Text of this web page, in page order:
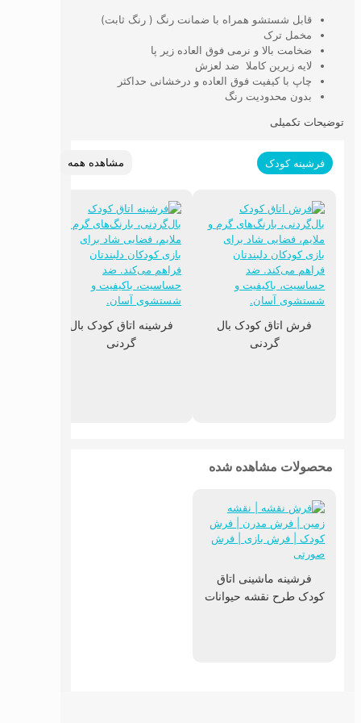
قابل شستشو همراه با ضمانت رنگ ( رنگ ثابت)
مخمل ترک
ضخامت بالا و نرمی فوق العاده زیر پا
لایه زیرین کاملا ضد لعزش
چاپ با کیفیت فوق العاده و درخشانی حداکثر
بدون محدودیت رنگ
توضیحات تکمیلی
فرشینه کودک مشاهده همه
فرش اتاق کودک بال
گردنی
فرشینه اتاق کودک بال
گردنی
محصولات مشاهده شده
فرشینه ماشینی اتاق
کودک طرح نقشه حیوانات